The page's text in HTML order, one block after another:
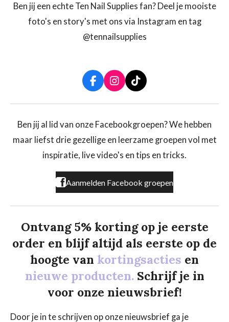
Ben jij een echte Ten Nail Supplies fan? Deel je mooiste
foto's en story's met ons via Instagram en tag
@tennailsupplies
F
a
c
b
o
k
I
n
s
a
r
a
T
i
k
o
Ben jij al lid van onze Facebookgroepen? We hebben
maar liefst drie gezellige en leerzame groepen vol met
inspiratie, live video's en tips en tricks.
Aanmelden Facebook groepen
Ontvang 5% korting op je eerste
order en blijf altijd als eerste op de
hoogte van kortingsacties en
nieuwe producten. Schrijf je in
voor onze nieuwsbrief!
Door je in te schrijven op onze nieuwsbrief ga je